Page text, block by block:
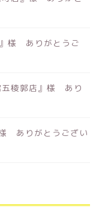
様 ありがとうご
稜郭店』様 あり
ありがとうござい